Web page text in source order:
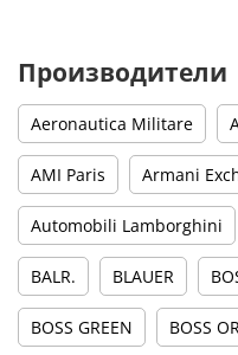
Производители
Aeronautica Militare
AMI Paris Armani
Automobili Lamborghini
BALR. BLAUER
BOSS GREEN BOSS